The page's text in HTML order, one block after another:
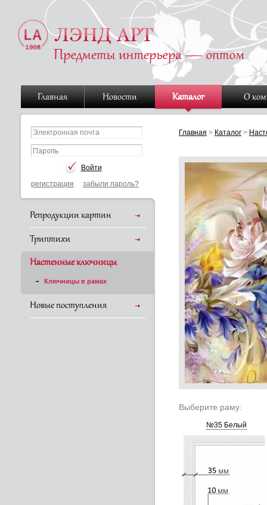
Главная Новости Каталог О
регистрация забыли пароль?
Репродукции картин
Триптихи
Настенные ключницы
Ключницы в рамах
Новые поступления
Главная > Каталог >
Выберите раму:
№35 Белый